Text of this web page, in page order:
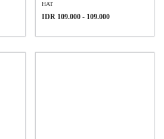
HAT
IDR 109.000 - 109.000